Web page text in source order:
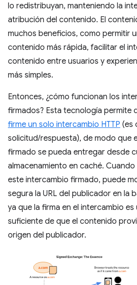
lo redistribuyan, manteniendo la
atribución del contenido. El
muchos beneficios, como permitir
contenido más rápida, facilitar el
contenido entre usuarios y
más simples.
Entonces, ¿cómo funcionan los
firmados? Esta tecnología permite
firme un solo intercambio HTTP (es
solicitud/respuesta), de modo que
firmado se pueda entregar desde
almacenamiento en caché.
este intercambio firmado, puede
segura la URL del publicador en la
ya que la firma en el intercambio es
suficiente de que el contenido
origen del publicador.